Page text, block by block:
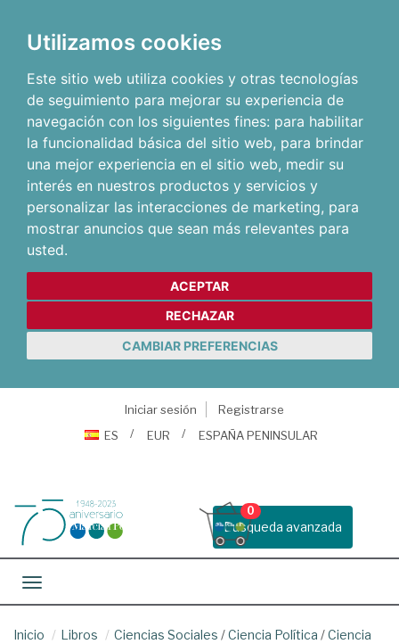
Utilizamos cookies
Este sitio web utiliza cookies y otras tecnologías
de seguimiento para mejorar su experiencia de
navegación con los siguientes fines: para habilitar
la funcionalidad básica del sitio web, para brindar
una mejor experiencia en el sitio web, medir su
interés en nuestros productos y servicios y
personalizar las interacciones de marketing, para
mostrar anuncios que sean más relevantes para
usted.
ACEPTAR
RECHAZAR
CAMBIAR PREFERENCIAS
Iniciar sesión
Registrarse
ES
EUR ESPAÑA PENINSULAR
Busqueda avanzada
0
Toggle navigation
Inicio Libros Ciencias Sociales /Ciencia Política /Ciencia